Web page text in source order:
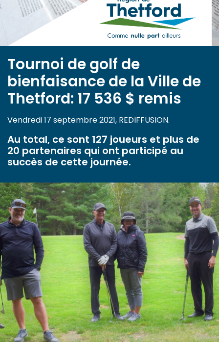
Tournoi de golf de
bienfaisance de la Ville de
Thetford: 17 536 $ remis
Vendredi 17 septembre 2021, REDIFFUSION.
Au total, ce sont 127 joueurs et plus de
20 partenaires qui ont participé au
succès de cette journée.